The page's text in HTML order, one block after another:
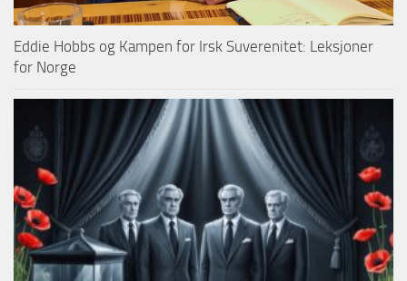
Eddie Hobbs og Kampen for Irsk Suverenitet: Leksjoner
for Norge